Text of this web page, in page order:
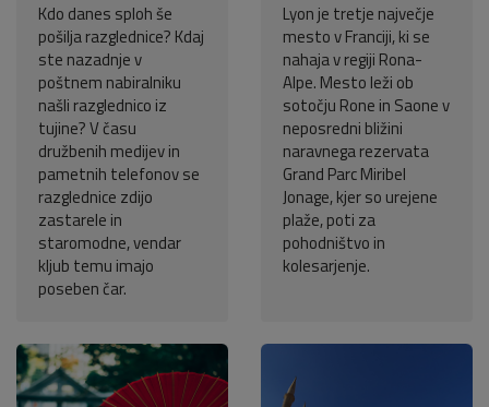
Kdo danes sploh še
pošilja razglednice? Kdaj
ste nazadnje v
poštnem nabiralniku
našli razglednico iz
tujine? V času
družbenih medijev in
pametnih telefonov se
razglednice zdijo
zastarele in
staromodne, vendar
kljub temu imajo
poseben čar.
Lyon je tretje največje
mesto v Franciji, ki se
nahaja v regiji Rona-
Alpe. Mesto leži ob
sotočju Rone in Saone v
neposredni bližini
naravnega rezervata
Grand Parc Miribel
Jonage, kjer so urejene
plaže, poti za
pohodništvo in
kolesarjenje.